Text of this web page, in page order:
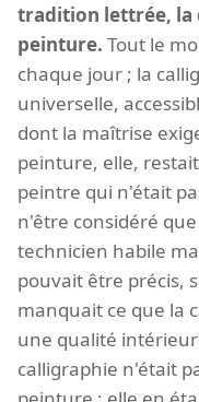
tradition lettrée, la
peinture. Tout le
chaque jour ; la
universelle,
dont la maîtrise
peinture, elle,
peintre qui n'était
n'être considéré
technicien habile
pouvait être précis,
manquait ce que la
une qualité
calligraphie n'était